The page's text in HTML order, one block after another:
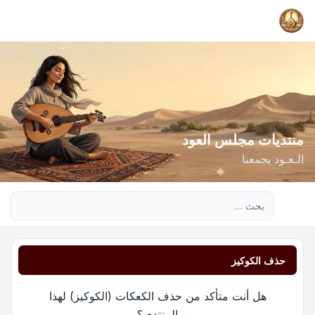
منتديات مجلس العود
الـعـود يجمعنا
حذف الكوكيز
هل أنت متأكد من حذف الكعكات (الكوكيز) لهذا